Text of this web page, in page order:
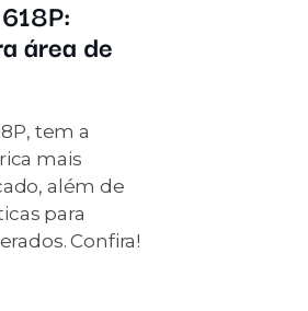
área de
tem a
mais
além de
para
Confira!